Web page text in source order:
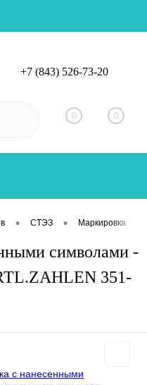
Вход
+7 (843) 526-73-20
0 0
• СТЭЗ • Маркировка
символами -
351-